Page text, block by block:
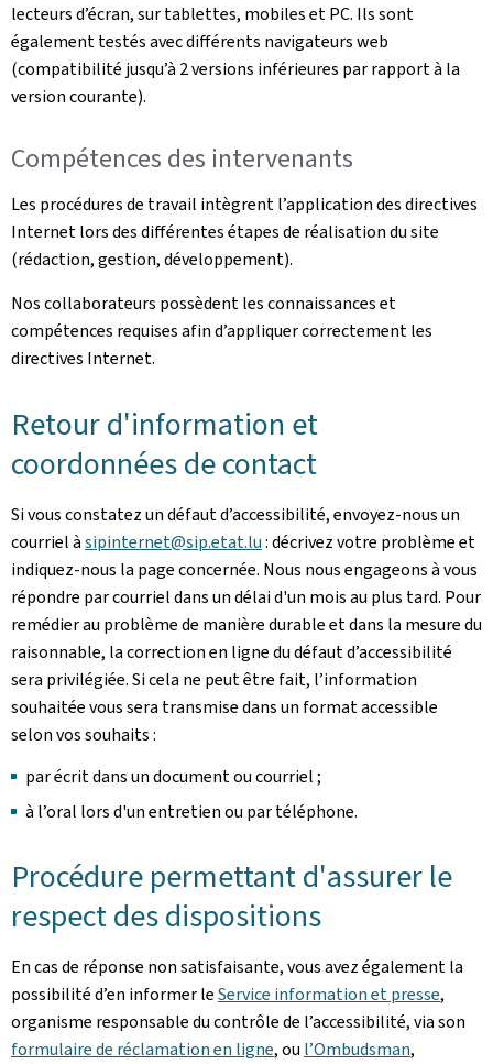
lecteurs d’écran, sur tablettes, mobiles et PC. Ils sont
également testés avec différents navigateurs web
(compatibilité jusqu’à 2 versions inférieures par rapport à la
version courante).
Compétences des intervenants
Les procédures de travail intègrent l’application des directives
Internet lors des différentes étapes de réalisation du site
(rédaction, gestion, développement).
Nos collaborateurs possèdent les connaissances et
compétences requises afin d’appliquer correctement les
directives Internet.
Retour d'information et
coordonnées de contact
Si vous constatez un défaut d’accessibilité, envoyez-nous un
courriel àsipinternet@sip.etat.lu: décrivez votre problème et
indiquez-nous la page concernée. Nous nous engageons à vous
répondre par courriel dans un délai d'un mois au plus tard. Pour
remédier au problème de manière durable et dans la mesure du
raisonnable, la correction en ligne du défaut d’accessibilité
sera privilégiée. Si cela ne peut être fait, l’information
souhaitée vous sera transmise dans un format accessible
selon vos souhaits :
par écrit dans un document ou courriel ;
à l’oral lors d'un entretien ou par téléphone.
Procédure permettant d'assurer le
respect des dispositions
En cas de réponse non satisfaisante, vous avez également la
possibilité d’en informer leService information et presse,
organisme responsable du contrôle de l’accessibilité, via son
formulaire de réclamation en ligne, ou l’Ombudsman,